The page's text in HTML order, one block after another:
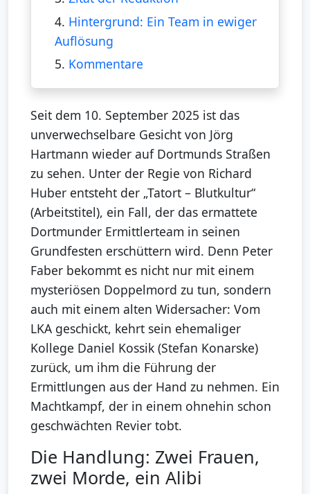
4. Hintergrund: Ein Team in ewiger
Auflösung
5. Kommentare
Seit dem 10. September 2025 ist das
unverwechselbare Gesicht von Jörg
Hartmann wieder auf Dortmunds Straßen
zu sehen. Unter der Regie von Richard
Huber entsteht der „Tatort – Blutkultur“
(Arbeitstitel), ein Fall, der das ermattete
Dortmunder Ermittlerteam in seinen
Grundfesten erschüttern wird. Denn Peter
Faber bekommt es nicht nur mit einem
mysteriösen Doppelmord zu tun, sondern
auch mit einem alten Widersacher: Vom
LKA geschickt, kehrt sein ehemaliger
Kollege Daniel Kossik (Stefan Konarske)
zurück, um ihm die Führung der
Ermittlungen aus der Hand zu nehmen. Ein
Machtkampf, der in einem ohnehin schon
geschwächten Revier tobt.
Die Handlung: Zwei Frauen,
zwei Morde, ein Alibi